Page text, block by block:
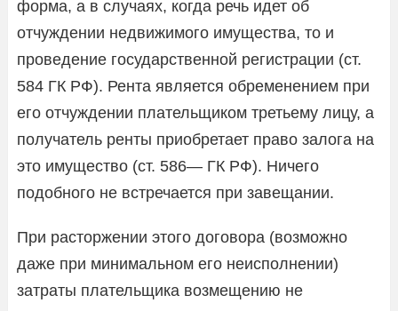
форма, а в случаях, когда речь идет об
отчуждении недвижимого имущества, то и
проведение государственной регистрации (ст.
584 ГК РФ). Рента является обременением при
его отчуждении плательщиком третьему лицу, а
получатель ренты приобретает право залога на
это имущество (ст. 586— ГК РФ). Ничего
подобного не встречается при завещании.
При расторжении этого договора (возможно
даже при минимальном его неисполнении)
затраты плательщика возмещению не